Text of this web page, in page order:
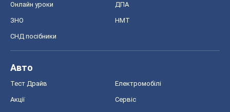
Онлайн уроки ДПА
ЗНО НМТ
СНД посібники
Авто
Тест Драйв Електромобілі
Акції Сервіс